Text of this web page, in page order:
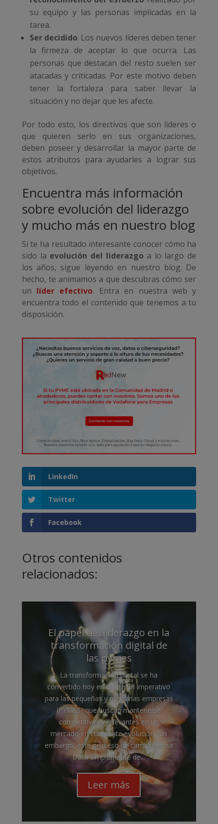
su equipo y las personas implicadas en la
tarea.
Ser decidido. Los nuevos líderes deben tener
la firmeza de aceptar lo que ocurra. Las
personas que destacan del resto suelen ser
atacadas y criticadas. Por este motivo deben
tener la fortaleza para saber llevar la
situación y no dejar que les afecte.
Por todo esto, los directivos que son líderes o
que quieren serlo en sus organizaciones,
deben poseer y desarrollar la mayor parte de
estos atributos para ayudarles a lograr sus
objetivos.
Encuentra más información
sobre evolución del liderazgo
y mucho más en nuestro blog
Si te ha resultado interesante conocer cómo ha
sido la evolución del liderazgo a lo largo de
los años, sigue leyendo en nuestro blog. De
hecho, te animamos a que descubras cómo ser
un líder efectivo. Entra en nuestra web y
encuentra todo el contenido que tenemos a tu
disposición.
LinkedIn
Twitter
Facebook
Otros contenidos
relacionados:
El papel del liderazgo en la
transformación digital de
las pymes
La transformación digital se ha
convertido hoy en día en un imperativo
para las pequeñas y medianas empresas
(PYMES) que buscan mantenerse
competitivas y relevantes en un
mercado en constante evolución. Sin
embargo, este proceso de cambio no se
trata simplemente de...
Leer más